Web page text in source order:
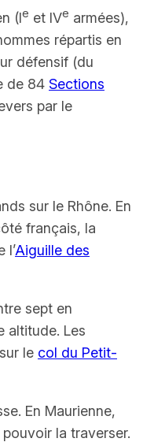
(Ie et IVe armées),
répartis en
défensif (du
de 84 Sections
par le
sur le Rhône. En
français, la
l’Aiguille des
sept en
altitude. Les
le col du Petit-
En Maurienne,
la traverser.